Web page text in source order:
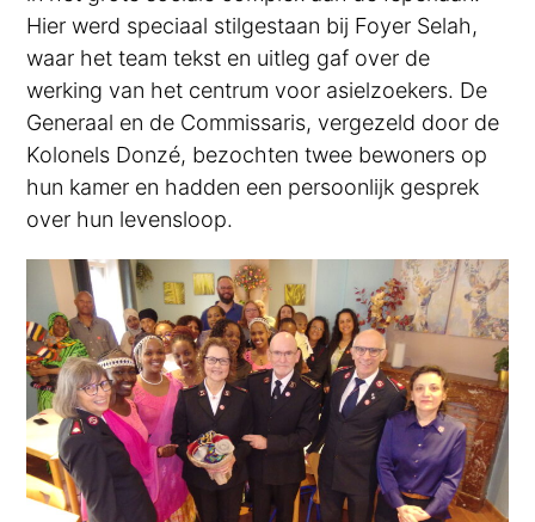
Hier werd speciaal stilgestaan bij Foyer Selah,
waar het team tekst en uitleg gaf over de
werking van het centrum voor asielzoekers. De
Generaal en de Commissaris, vergezeld door de
Kolonels Donzé, bezochten twee bewoners op
hun kamer en hadden een persoonlijk gesprek
over hun levensloop.